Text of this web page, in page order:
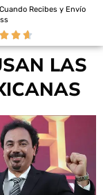
Recibes y Envío
  
LAS